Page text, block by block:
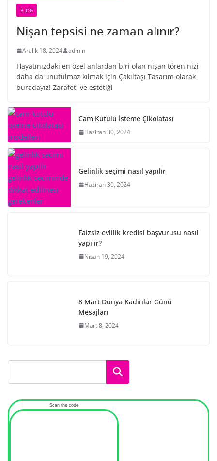
BLOG
Nişan tepsisi ne zaman alınır?
Aralık 18, 2024 admin
Hayatınızdaki en özel anlardan biri olan nişan töreninizi
daha da unutulmaz kılmak için Çakıltaşı Tasarım olarak
buradayız! Zarafeti ve estetiği
Cam Kutulu İsteme Çikolatası
Haziran 30, 2024
Gelinlik seçimi nasıl yapılır
Haziran 30, 2024
Faizsiz evlilik kredisi başvurusu nasıl
yapılır?
Nisan 19, 2024
8 Mart Dünya Kadınlar Günü
Mesajları
Mart 8, 2024
Ara
Scan the code